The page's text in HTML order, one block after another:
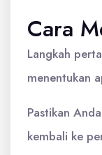
Cara
Langkah
menentukan
Pastikan
kembali ke